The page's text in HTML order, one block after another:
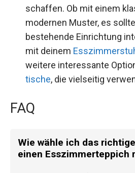
schaffen. Ob mit einem
modernen Muster, es
bestehende Einrichtung
mit deinem
weitere interessante
tische, die vielseitig
FAQ
Wie wähle ich das
einen Esszimmerteppich